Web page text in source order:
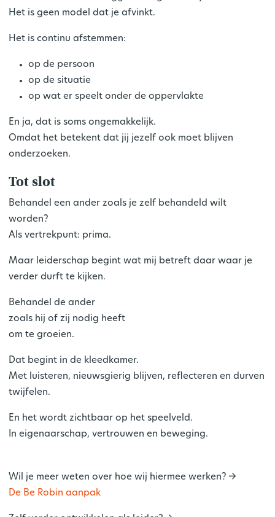
Het is geen model dat je afvinkt.
Het iscontinu afstemmen:
op de persoon
op de situatie
op wat er speelt onder de oppervlakte
En ja, dat is soms ongemakkelijk.
Omdat het betekent dat jij jezelf ook moet blijven
onderzoeken.
Tot slot
Behandel een ander zoals je zelf behandeld wilt
worden?
Als vertrekpunt: prima.
Maar leiderschap begint wat mij betreft daar waar je
verder durft te kijken.
Behandel de ander
zoals hij of zij nodig heeft
om te groeien.
Dat begint in de kleedkamer.
Met luisteren, nieuwsgierig blijven, reflecteren en durven
twijfelen.
En het wordt zichtbaar op het speelveld.
In eigenaarschap, vertrouwen en beweging.
Wil je meer weten over hoe wij hiermee werken? ->
De Be Robin aanpak